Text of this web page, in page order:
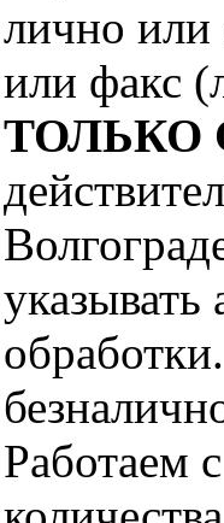
лично или
или факс
ТОЛЬКО
Работаем